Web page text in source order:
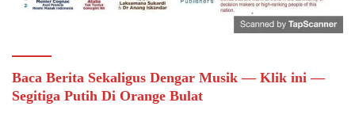
Baca Berita Sekaligus Dengar Musik — Klik ini —
Segitiga Putih Di Orange Bulat